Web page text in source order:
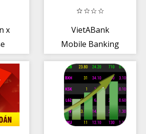
x
VietABank
Mobile Banking